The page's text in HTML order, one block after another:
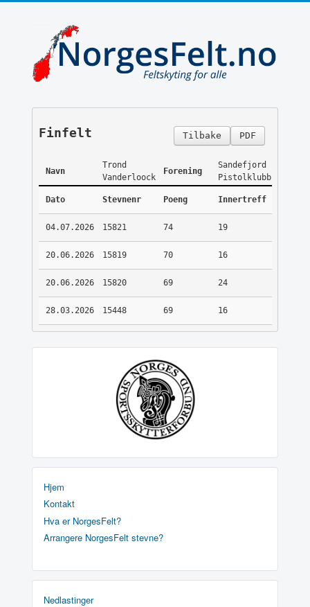
PDF
Tilbake
Finfelt
Navn
Trond
Vanderloock
Forening
Sandefjord
Pistolklubb
Dato Stevnenr Poeng Innertreff
04.07.2026 15821 74 19
20.06.2026 15819 70 16
20.06.2026 15820 69 24
28.03.2026 15448 69 16
Hjem
Kontakt
Hva er NorgesFelt?
Arrangere NorgesFelt stevne?
Nedlastinger